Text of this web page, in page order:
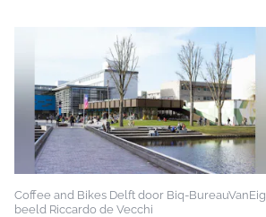
Coffee and Bikes Delft door Biq-BureauVanEig,
beeld Riccardo de Vecchi